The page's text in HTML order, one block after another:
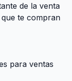
de la venta
te compran
para ventas